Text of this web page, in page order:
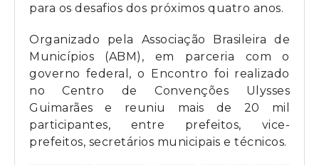
para os desafios dos próximos quatro anos.
Organizado pela Associação Brasileira de
Municípios (ABM), em parceria com o
governo federal, o Encontro foi realizado
no Centro de Convenções Ulysses
Guimarães e reuniu mais de 20 mil
participantes, entre prefeitos, vice-
prefeitos, secretários municipais e técnicos.